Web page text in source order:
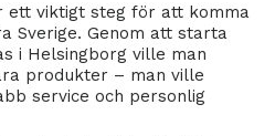
ett viktigt steg för att komma
Sverige. Genom att starta
i Helsingborg ville man
produkter – man ville
service och personlig